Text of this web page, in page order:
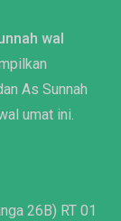
wal
As Sunnah
umat ini.
26B) RT 01